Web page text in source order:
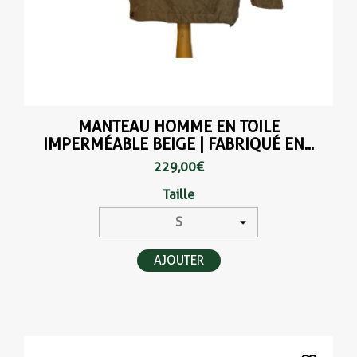
MANTEAU HOMME EN TOILE
IMPERMÉABLE BEIGE | FABRIQUÉ EN...
229,00 €
Taille
AJOUTER